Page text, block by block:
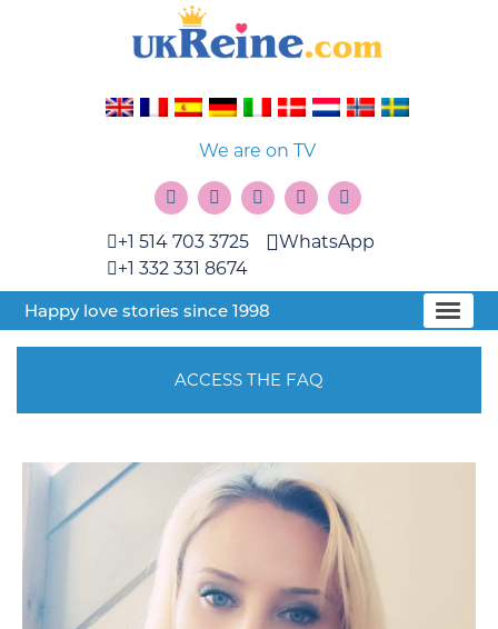
We are on TV
+1 514 703 3725
+1 332 331 8674
WhatsApp
Happy love stories since 1998
ACCESS THE FAQ